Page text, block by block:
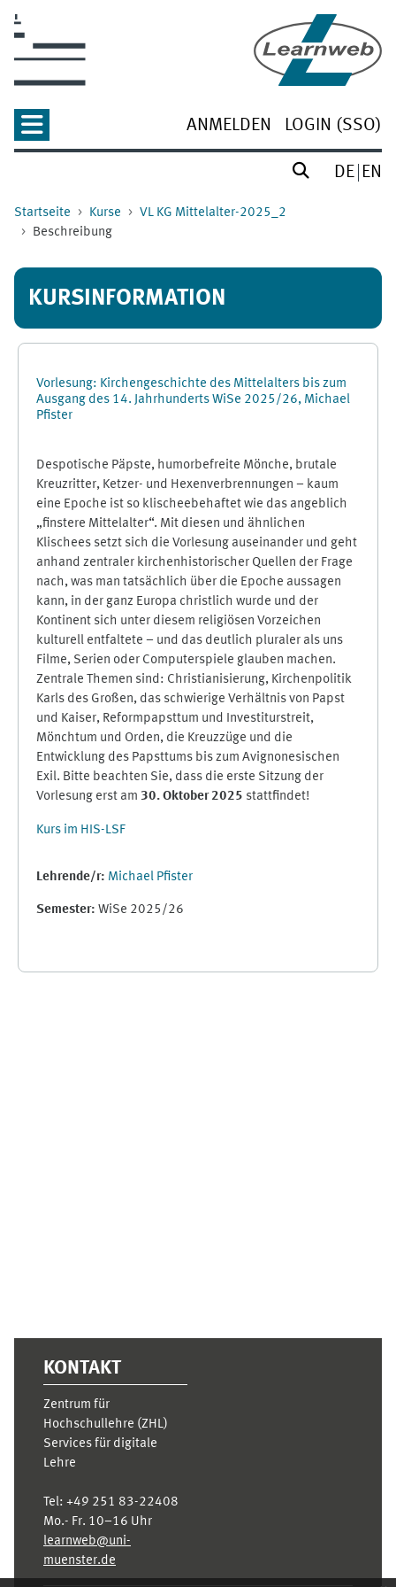
ANMELDEN LOGIN (SSO)
DE EN
Startseite Kurse
VL KG Mittelalter-2025_2
Beschreibung
KURSINFORMATION
Vorlesung: Kirchengeschichte des Mittelalters bis zum
Ausgang des 14. Jahrhunderts WiSe 2025/26, Michael
Pfister
Despotische Päpste, humorbefreite Mönche, brutale
Kreuzritter, Ketzer- und Hexenverbrennungen – kaum
eine Epoche ist so klischeebehaftet wie das angeblich
„finstere Mittelalter“. Mit diesen und ähnlichen
Klischees setzt sich die Vorlesung auseinander und geht
anhand zentraler kirchenhistorischer Quellen der Frage
nach, was man tatsächlich über die Epoche aussagen
kann, in der ganz Europa christlich wurde und der
Kontinent sich unter diesem religiösen Vorzeichen
kulturell entfaltete – und das deutlich pluraler als uns
Filme, Serien oder Computerspiele glauben machen.
Zentrale Themen sind: Christianisierung, Kirchenpolitik
Karls des Großen, das schwierige Verhältnis von Papst
und Kaiser, Reformpapsttum und Investiturstreit,
Mönchtum und Orden, die Kreuzzüge und die
Entwicklung des Papsttums bis zum Avignonesischen
Exil. Bitte beachten Sie, dass die erste Sitzung der
Vorlesung erst am 30. Oktober 2025 stattfindet!
Kurs im HIS-LSF
Lehrende/r: Michael Pfister
Semester: WiSe 2025/26
KONTAKT
Zentrum für
Hochschullehre (ZHL)
Services für digitale
Lehre
Tel: +49 251 83-22408
Mo.- Fr. 10–16 Uhr
learnweb@uni-
muenster.de